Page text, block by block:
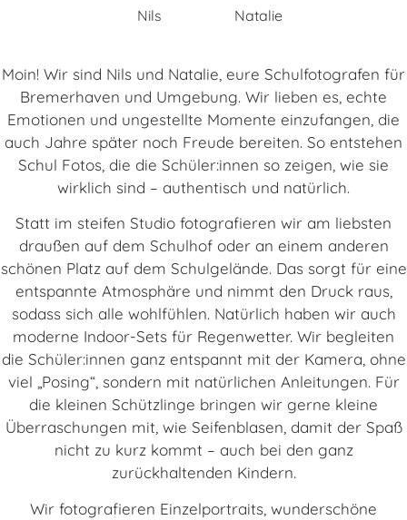
Nils Natalie
Moin! Wir sind Nils und Natalie, eure Schulfotografen für
Bremerhaven und Umgebung. Wir lieben es, echte
Emotionen und ungestellte Momente einzufangen, die
auch Jahre später noch Freude bereiten. So entstehen
Schul Fotos, die die Schüler:innen so zeigen, wie sie
wirklich sind – authentisch und natürlich.
Statt im steifen Studio fotografieren wir am liebsten
draußen auf dem Schulhof oder an einem anderen
schönen Platz auf dem Schulgelände. Das sorgt für eine
entspannte Atmosphäre und nimmt den Druck raus,
sodass sich alle wohlfühlen. Natürlich haben wir auch
moderne Indoor-Sets für Regenwetter. Wir begleiten
die Schüler:innen ganz entspannt mit der Kamera, ohne
viel „Posing“, sondern mit natürlichen Anleitungen. Für
die kleinen Schützlinge bringen wir gerne kleine
Überraschungen mit, wie Seifenblasen, damit der Spaß
nicht zu kurz kommt – auch bei den ganz
zurückhaltenden Kindern.
Wir fotografieren Einzelportraits, wunderschöne